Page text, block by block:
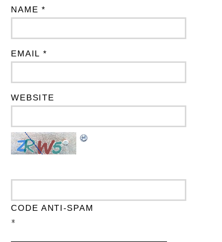
NAME *
EMAIL *
WEBSITE
CODE ANTI-SPAM
*